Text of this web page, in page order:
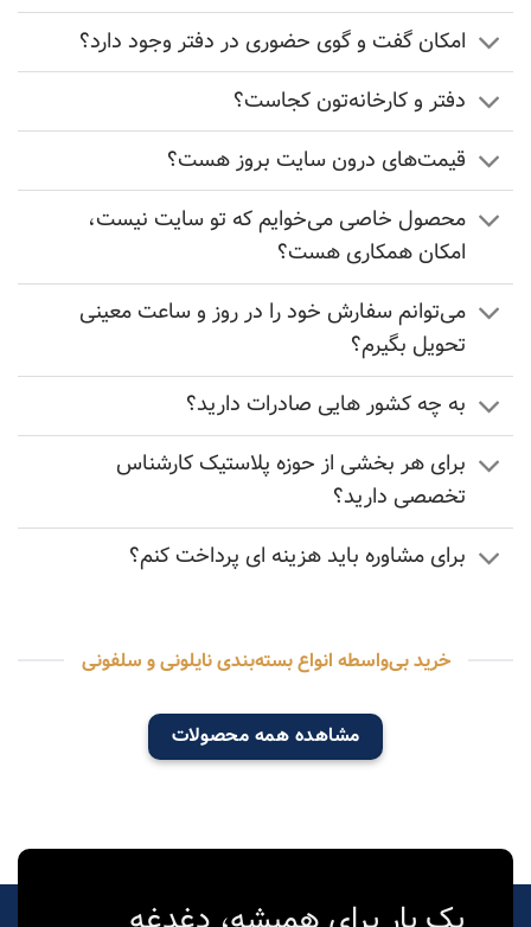
امکان گفت و گوی حضوری در دفتر وجود دارد؟
دفتر و کارخانه‌تون کجاست؟
قیمت‌های درون سایت بروز هست؟
محصول خاصی می‌خوایم که تو سایت نیست،
امکان همکاری هست؟
می‏‌توانم سفارش خود را در روز و ساعت معینی
تحویل بگیرم؟
به چه کشور هایی صادرات دارید؟
برای هر بخشی از حوزه پلاستیک کارشناس
تخصصی دارید؟
برای مشاوره باید هزینه ای پرداخت کنم؟
خرید بی‌واسطه انواع بسته‌بندی نایلونی و سلفونی
مشاهده همه محصولات